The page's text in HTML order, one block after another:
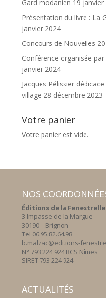
Gard rhodanien 19 janvier
Présentation du livre : La
janvier 2024
Concours de Nouvelles
Conférence organisée par
janvier 2024
Jacques Pélissier
village 28 décembre 2023
Votre panier
Votre panier est vide.
NOS
Éditions de la Fenestrelle
3 Impasse de la Margue
30190 – Brignon
Tel 06.95.82.64.98
b.malzac@editions-
N° 793 224 924 RCS Nîmes
SIRET 793 224 924
ACTUALITÉS